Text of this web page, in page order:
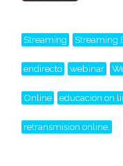
Streaming Streaming
endirecto webinar
Online educacion on
retransmision online,